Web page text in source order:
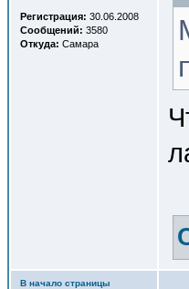
Регистрация: 30.06.2008
Сообщений: 3580
Откуда: Самара
В начало страницы